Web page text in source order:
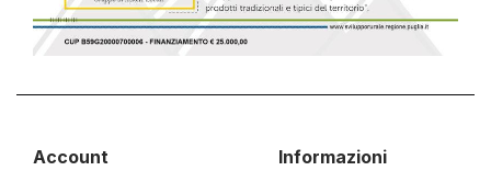
Account Informazioni